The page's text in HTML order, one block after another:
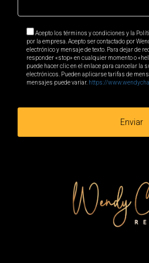
Mayor complejidad:
mantenimiento de
pueden ser más
experiencia
Caso 1: Apartamento
adquirió un edificio de
vio un retorno del 8%
Acepto los términos y condiciones y la
por la empresa. Acepto ser contactado por
electrónico y mensaje de texto. Para dejar de
responder «stop» en cualquier momento o
puede hacer clic en el enlace para cancelar la
electrónicos. Pueden aplicarse tarifas de
mensajes puede variar. https://
Enviar